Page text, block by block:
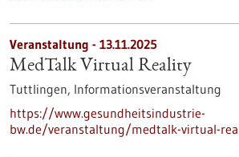
Veranstaltung - 13.11.2025
MedTalk Virtual Reality
Tuttlingen, Informationsveranstaltung
https://www.gesundheitsindustrie-
bw.de/veranstaltung/medtalk-virtual-